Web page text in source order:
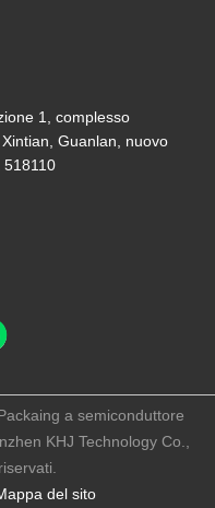
1, complesso
Guanlan, nuovo
518110
del sito
a semiconduttore
KHJ Technology Co.,